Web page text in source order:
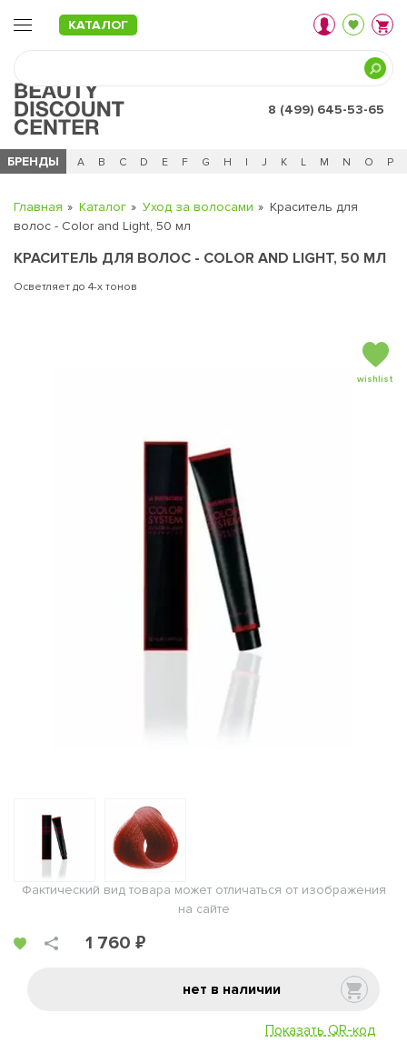
КАТАЛОГ
8 (499) 645-53-65
БРЕНДЫ
Ч 0 - 9 A B C D E F G H I J K L M N O P
Главная Каталог Уход за волосами
Краситель для
волос - Color and Light, 50 мл
КРАСИТЕЛЬ ДЛЯ ВОЛОС - COLOR AND LIGHT, 50 МЛ
Осветляет до 4-х тонов
wishlist
Фактический вид товара может отличаться от изображения
на сайте
1 760 ₽
нет в наличии
Показать QR-код